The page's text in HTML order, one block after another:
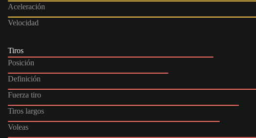
Aceleración
Velocidad
Tiros
Posición
Definición
Fuerza tiro
Tiros largos
Voleas